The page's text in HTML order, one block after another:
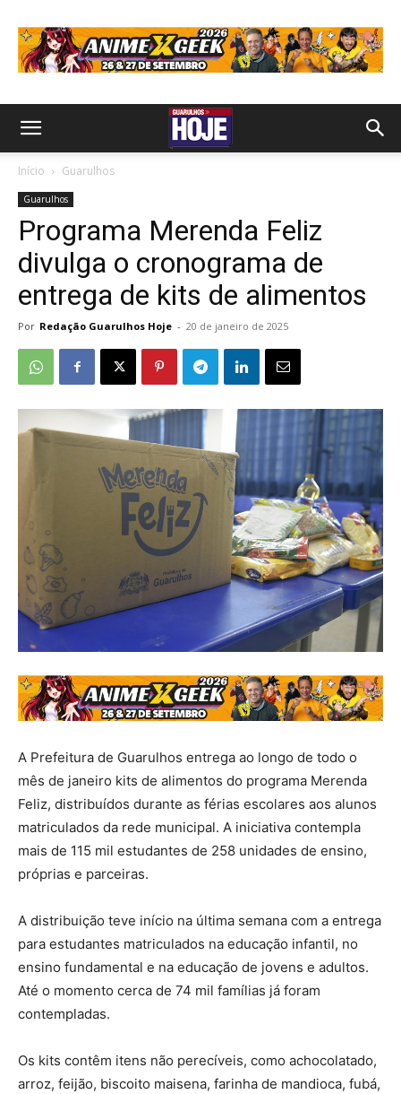
Início Guarulhos
Guarulhos
Programa Merenda Feliz
divulga o cronograma de
entrega de kits de alimentos
Por Redação Guarulhos Hoje - 20 de janeiro de 2025
A Prefeitura de Guarulhos entrega ao longo de todo o
mês de janeiro kits de alimentos do programa Merenda
Feliz, distribuídos durante as férias escolares aos alunos
matriculados da rede municipal. A iniciativa contempla
mais de 115 mil estudantes de 258 unidades de ensino,
próprias e parceiras.
A distribuição teve início na última semana com a entrega
para estudantes matriculados na educação infantil, no
ensino fundamental e na educação de jovens e adultos.
Até o momento cerca de 74 mil famílias já foram
contempladas.
Os kits contêm itens não perecíveis, como achocolatado,
arroz, feijão, biscoito maisena, farinha de mandioca, fubá,